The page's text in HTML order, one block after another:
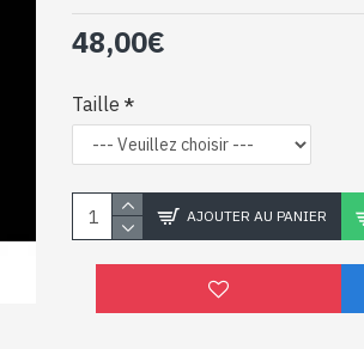
naturelle de forme
48,00€
Taille
AJOUTER AU PANIER